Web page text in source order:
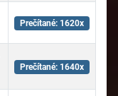
Prečítané: 1620x
Prečítané: 1640x